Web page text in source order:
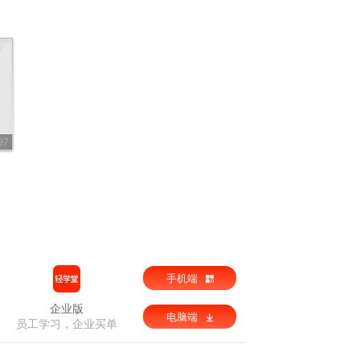
企业版
员工学习，企业买单
手机端
电脑端